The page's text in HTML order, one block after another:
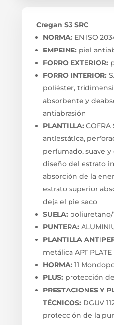
Cregan S3 SRC
NORMA: EN ISO
EMPEINE: piel
FORRO EXTERIOR:
FORRO INTERIOR:
poliéster,
absorbente y
antiabrasión
PLANTILLA: COFRA
antiestática,
perfumado, suave
diseño del estrato
absorción de la
estrato superior
deja el pie seco
SUELA: poliuretano/
PUNTERA:
PLANTILLA
metálica APT
HORMA: 11
PLUS: protección
PRESTACIONES Y
TÉCNICOS: DGUV
protección de la